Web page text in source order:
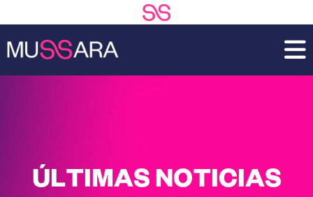
contenido
ÚLTIMAS NOTICIAS